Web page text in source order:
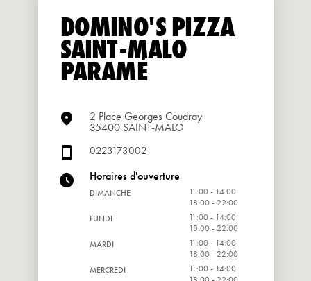
DOMINO'S PIZZA
SAINT-MALO
PARAMÉ
2 Place Georges Coudray
35400 SAINT-MALO
0223173002
Horaires d'ouverture
DIMANCHE
11:00 - 14:00
18:00 - 22:00
LUNDI
11:00 - 14:00
18:00 - 22:00
MARDI
11:00 - 14:00
18:00 - 22:00
MERCREDI
11:00 - 14:00